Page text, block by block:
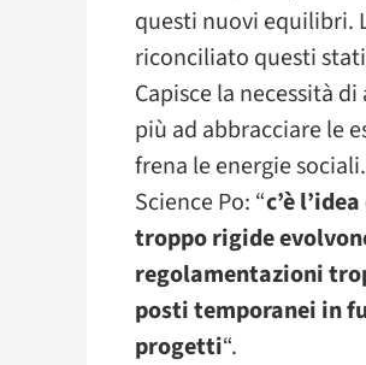
questi nuovi equilibri.
riconciliato questi
Capisce la necessità
più ad abbracciare le
frena le energie sociali.
Science Po: “c’è
troppo rigide
regolamentazioni
posti temporanei in
progetti“.